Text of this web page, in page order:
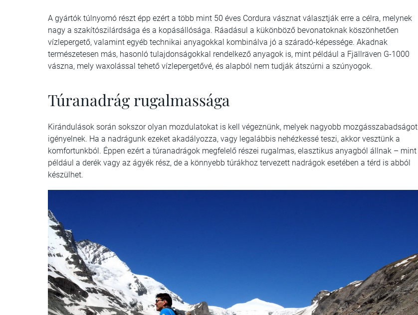
A gyártók túlnyomó részt épp ezért a több mint 50 éves Cordura vásznat választják erre a célra, melynek
nagy a szakítószilárdsága és a kopásállósága. Ráadásul a kükönböző bevonatoknak köszönhetően
vízlepergető, valamint egyéb technikai anyagokkal kombinálva jó a száradó-képessége. Akadnak
természetesen más, hasonló tulajdonságokkal rendelkező anyagok is, mint például a Fjällräven G-1000
vászna, mely waxolással tehető vízlepergetővé, és alapból nem tudják átszúrni a szúnyogok.
Túranadrág rugalmassága
Kirándulások során sokszor olyan mozdulatokat is kell végeznünk, melyek nagyobb mozgásszabadságot
igényelnek. Ha a nadrágunk ezeket akadályozza, vagy legalábbis nehézkessé teszi, akkor vesztünk a
komfortunkból. Éppen ezért a túranadrágok megfelelő részei rugalmas, elasztikus anyagból állnak – mint
például a derék vagy az ágyék rész, de a könnyebb túrákhoz tervezett nadrágok esetében a térd is abból
készülhet.